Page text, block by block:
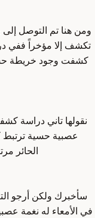
ومن هنا تم التوصل إلى
كشفت وجود خريطة
نقولها تاني دراسة
عصبية حسية
الحائر
سأخبرك ولكن أرجو
في الأمعاء له نغمة